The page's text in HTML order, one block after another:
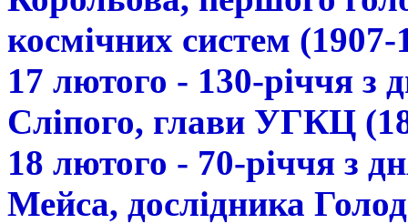
космічних систем (1907-
17 лютого - 130-річчя з
Сліпого, глави УГКЦ
18 лютого - 70-річчя з
Мейса, дослідника